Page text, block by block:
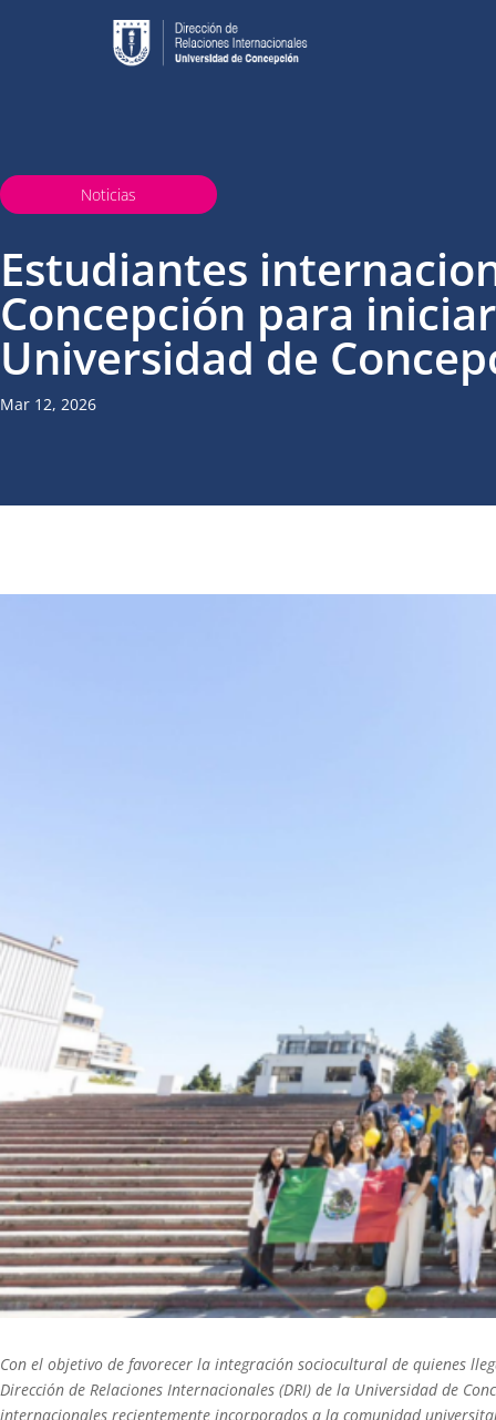
Noticias
Estudiantes
Concepción para
Universidad de
Mar 12, 2026
Con el objetivo de favorecer la integración sociocultural de quienes
Dirección de Relaciones Internacionales (DRI) de la Universidad de
internacionales recientemente incorporados a la comunidad